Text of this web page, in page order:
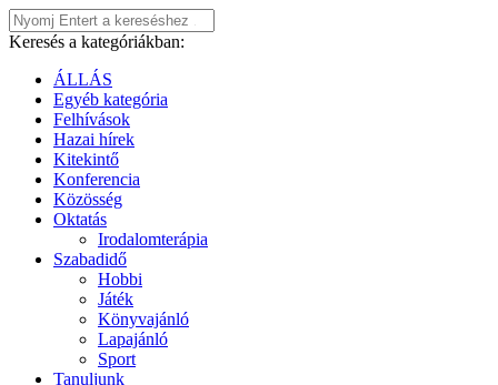
Keresés a kategóriákban:
ÁLLÁS
Egyéb kategória
Felhívások
Hazai hírek
Kitekintő
Konferencia
Közösség
Oktatás
Irodalomterápia
Szabadidő
Hobbi
Játék
Könyvajánló
Lapajánló
Sport
Tanuljunk